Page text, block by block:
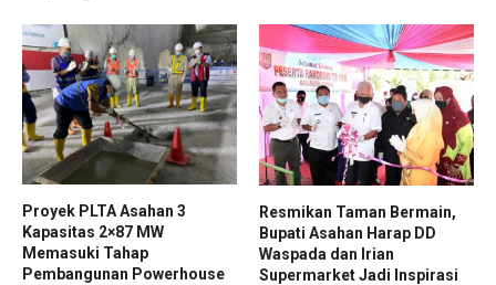
Proyek PLTA Asahan 3
Kapasitas 2×87 MW
Memasuki Tahap
Pembangunan Powerhouse
Resmikan Taman Bermain,
Bupati Asahan Harap DD
Waspada dan Irian
Supermarket Jadi Inspirasi